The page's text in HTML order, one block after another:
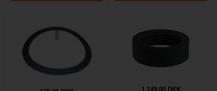
1.149,00 DKK